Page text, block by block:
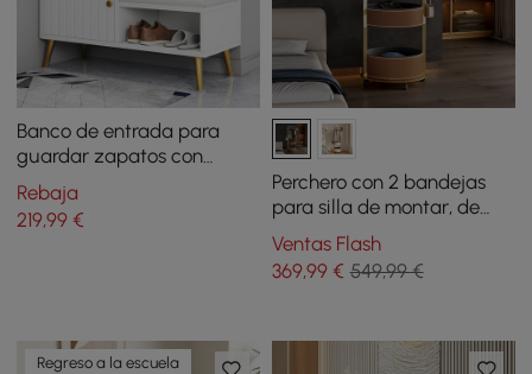
Banco de entrada para
guardar zapatos con
armario de
almacenamiento en blanco
(800 mm)
Rebaja
219,99 €
Perchero con 2 bandejas
para silla de montar, de
piel, tipo árbol
Ventas Flash
369,99€ 549,99 €
Regreso a la escuela